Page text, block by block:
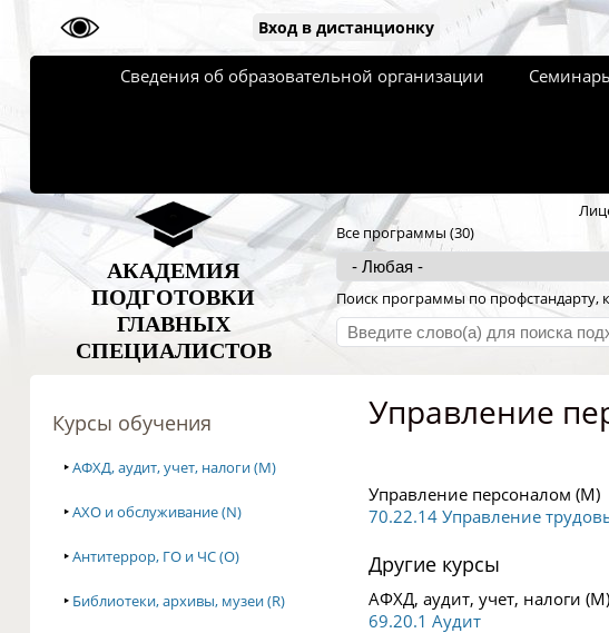
Вход в дистанционку
Сведения об образовательной организации
АКАДЕМИЯ
ПОДГОТОВКИ
ГЛАВНЫХ
СПЕЦИАЛИСТОВ
Все программы (30)
Поиск программы по профстандарту,
Курсы обучения
‣АФХД, аудит, учет, налоги (M)
‣АХО и обслуживание (N)
‣Антитеррор, ГО и ЧС (O)
‣ Библиотеки, архивы, музеи (R)
Управление
Управление персоналом (M)
70.22.14 Управление
Другие курсы
АФХД, аудит, учет, налоги (M)
69.20.1 Аудит